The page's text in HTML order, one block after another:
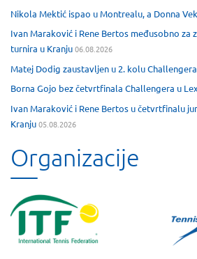
Nikola Mektić ispao u Montrealu, a Donna
Ivan Maraković i Rene Bertos međusobno za
turnira u Kranju06.08.2026
Matej Dodig zaustavljen u 2. kolu
Borna Gojo bez četvrtfinala Challengera u
Ivan Maraković i Rene Bertos u četvrtfinalu
Kranju05.08.2026
Organizacije